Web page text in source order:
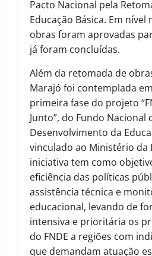
Pacto Nacional pela
Educação Básica. Em nível
obras foram aprovadas
já foram concluídas.
Além da retomada de
Marajó foi contemplada
primeira fase do projeto
Junto”, do Fundo Nacional
Desenvolvimento da
vinculado ao Ministério da
iniciativa tem como
eficiência das políticas
assistência técnica e
educacional, levando de
intensiva e prioritária os
do FNDE a regiões com
que demandam atuação